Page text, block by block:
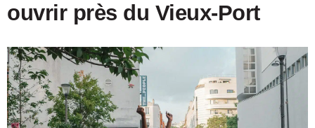
ouvrir près du Vieux-Port